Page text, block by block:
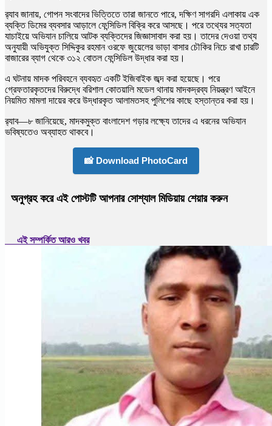
র‌্যাব জানায়, গোপন সংবাদের ভিত্তিতে তারা জানতে পারে, দক্ষিণ সাগরদি এলাকায় এক
ব্যক্তি ডিমের ব্যবসার আড়ালে ফেন্সিডিল বিক্রি করে আসছে। পরে তথ্যের সত্যতা
যাচাইয়ে অভিযান চালিয়ে আটক ব্যক্তিদের জিজ্ঞাসাবাদ করা হয়। তাদের দেওয়া তথ্য
অনুযায়ী অভিযুক্ত সিদ্দিকুর রহমান ওরফে জুয়েলের ভাড়া বাসার চৌকির নিচে রাখা চারটি
বাজারের ব্যাগ থেকে ৩১২ বোতল ফেন্সিডিল উদ্ধার করা হয়।
এ ঘটনায় মাদক পরিবহনে ব্যবহৃত একটি ইজিবাইক জব্দ করা হয়েছে। পরে
গ্রেফতারকৃতদের বিরুদ্ধে বরিশাল কোতয়ালি মডেল থানায় মাদকদ্রব্য নিয়ন্ত্রণ আইনে
নিয়মিত মামলা দায়ের করে উদ্ধারকৃত আলামতসহ পুলিশের কাছে হস্তান্তর করা হয়।
র‌্যাব—৮ জানিয়েছে, মাদকমুক্ত বাংলাদেশ গড়ার লক্ষ্যে তাদের এ ধরনের অভিযান
ভবিষ্যতেও অব্যাহত থাকবে।
📸 Download PhotoCard
অনুগ্রহ করে এই পোস্টটি আপনার সোশ্যাল মিডিয়ায় শেয়ার করুন
এই সম্পর্কিত আরও খবর